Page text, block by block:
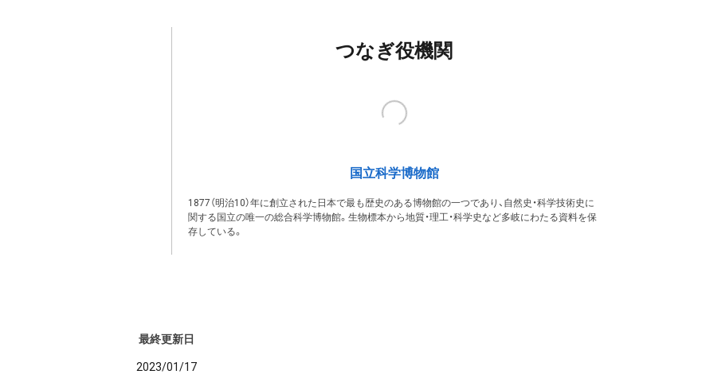
つなぎ役機関
国立科学博物館
1877（明治10）年に創立された日本で最も歴史のある博物館の一つであり、自然史・科学技術史に
関する国立の唯一の総合科学博物館。生物標本から地質・理工・科学史など多岐にわたる資料を保
存している。
最終更新日
2023/01/17